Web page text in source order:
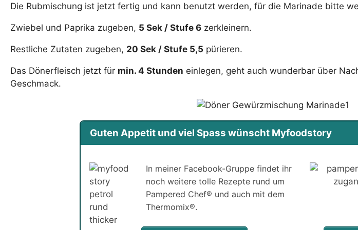
Die Rubmischung ist jetzt fertig und kann benutzt werden, für die Marinade bitte
Zwiebel und Paprika zugeben, 5 Sek / Stufe 6 zerkleinern.
Restliche Zutaten zugeben, 20 Sek / Stufe 5,5 pürieren.
Das Dönerfleisch jetzt für min. 4 Stunden einlegen, geht auch wunderbar über
Geschmack.
Guten Appetit und viel Spass wünscht Myfoodstory
In meiner Facebook-Gruppe findet ihr
noch weitere tolle Rezepte rund um
Pampered Chef® und auch mit dem
Thermomix®.